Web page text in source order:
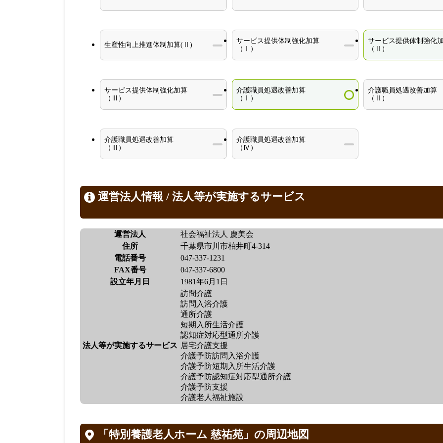
生産性向上推進体制加算(Ⅱ)
サービス提供体制強化加算
（Ⅰ）
サービス提供体制強化
（Ⅱ）
サービス提供体制強化加算
（Ⅲ）
介護職員処遇改善加算
（Ⅰ）
介護職員処遇改善加算
（Ⅱ）
介護職員処遇改善加算
（Ⅲ）
介護職員処遇改善加算
（Ⅳ）
運営法人情報 / 法人等が実施するサービス
運営法人
社会福祉法人 慶美会
住所
千葉県市川市柏井町4-314
電話番号
047-337-1231
FAX番号
047-337-6800
設立年月日
1981年6月1日
法人等が実施するサービス
訪問介護
訪問入浴介護
通所介護
短期入所生活介護
認知症対応型通所介護
居宅介護支援
介護予防訪問入浴介護
介護予防短期入所生活介護
介護予防認知症対応型通所介護
介護予防支援
介護老人福祉施設
「特別養護老人ホーム 慈祐苑」の周辺地図